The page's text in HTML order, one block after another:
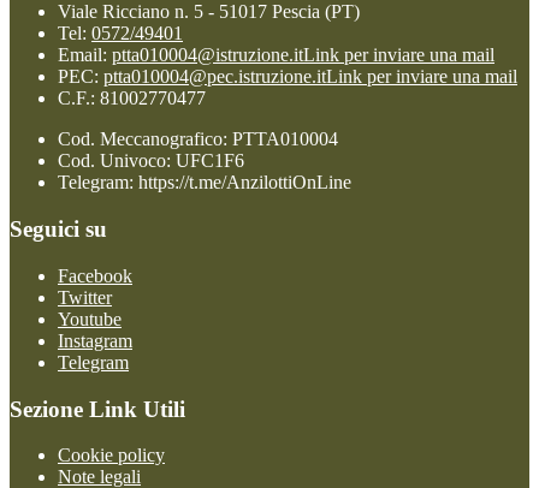
Viale Ricciano n. 5 - 51017 Pescia (PT)
Tel: 0572/49401
Email: ptta010004@istruzione.itLink per inviare una mail
PEC: ptta010004@pec.istruzione.itLink per inviare una mail
C.F.: 81002770477
Cod. Meccanografico: PTTA010004
Cod. Univoco: UFC1F6
Telegram: https://t.me/AnzilottiOnLine
Seguici su
Facebook
Twitter
Youtube
Instagram
Telegram
Sezione Link Utili
Cookie policy
Note legali